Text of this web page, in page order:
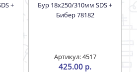
Бур 18х250/310мм SDS +
Бибер 78182
Артикул: 4517
425.00 р.